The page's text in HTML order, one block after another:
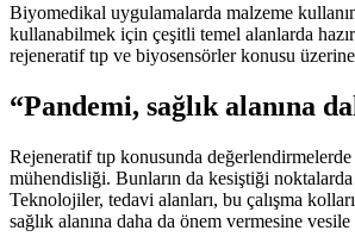
Biyomedikal uygulamalarda malzeme
kullanabilmek için çeşitli temel alanlarda
rejeneratif tıp ve biyosensörler konusu
“Pandemi, sağlık alanına
Rejeneratif tıp konusunda
mühendisliği. Bunların da kesiştiği
Teknolojiler, tedavi alanları, bu çalışma
sağlık alanına daha da önem vermesine